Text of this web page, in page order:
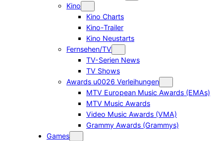
Kino
Kino Charts
Kino-Trailer
Kino Neustarts
Fernsehen/TV
TV-Serien News
TV Shows
Awards u0026 Verleihungen
MTV European Music Awards (EMAs)
MTV Music Awards
Video Music Awards (VMA)
Grammy Awards (Grammys)
Games